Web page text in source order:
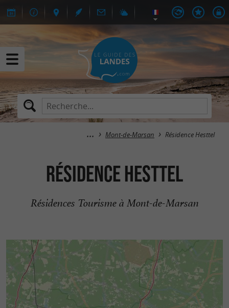
Mont-de-Marsan Résidence Hesttel
Résidence Hesttel
Résidences Tourisme à Mont-de-Marsan